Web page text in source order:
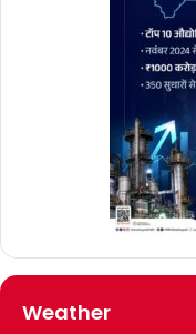
Weather